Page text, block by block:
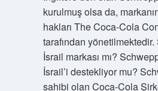
kurulmuş olsa da,
hakları The Coca-Cola
tarafından
İsrail markası mı?
İsrail’i destekliyor mu?
sahibi olan Coca-Cola